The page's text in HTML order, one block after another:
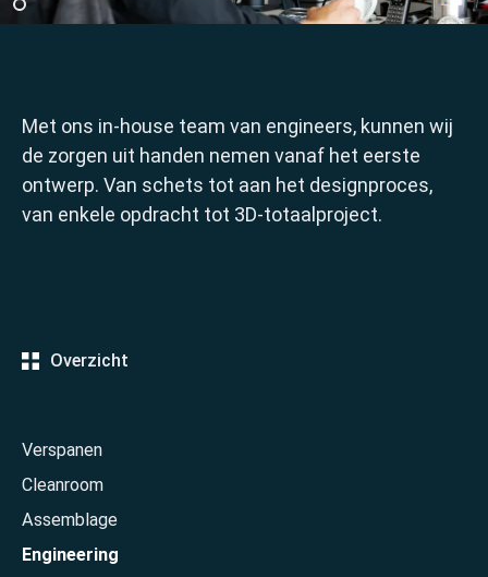
Met ons in-house team van engineers, kunnen wij
de zorgen uit handen nemen vanaf het eerste
ontwerp. Van schets tot aan het designproces,
van enkele opdracht tot 3D-totaalproject.
Overzicht
Verspanen
Cleanroom
Assemblage
Engineering